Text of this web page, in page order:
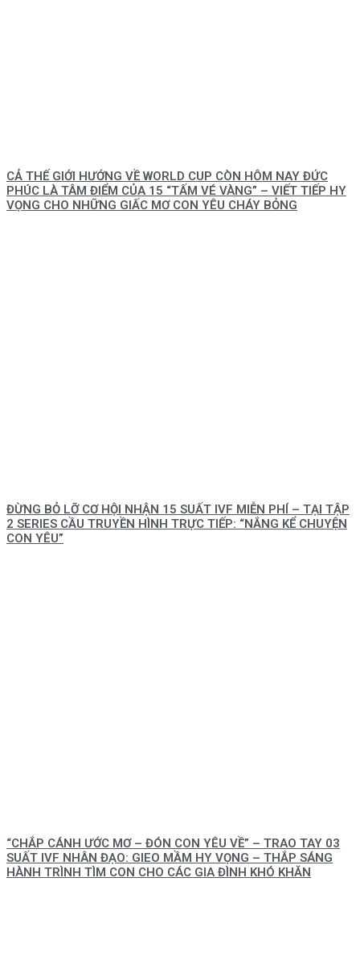
CẢ THẾ GIỚI HƯỚNG VỀ WORLD CUP CÒN HÔM NAY ĐỨC
PHÚC LÀ TÂM ĐIỂM CỦA 15 “TẤM VÉ VÀNG” – VIẾT TIẾP HY
VỌNG CHO NHỮNG GIẤC MƠ CON YÊU CHÁY BỎNG
ĐỪNG BỎ LỠ CƠ HỘI NHẬN 15 SUẤT IVF MIỄN PHÍ – TẠI TẬP
2 SERIES CẦU TRUYỀN HÌNH TRỰC TIẾP: “NẮNG KỂ CHUYỆN
CON YÊU”
“CHẮP CÁNH ƯỚC MƠ – ĐÓN CON YÊU VỀ” – TRAO TAY 03
SUẤT IVF NHÂN ĐẠO: GIEO MẦM HY VỌNG – THẮP SÁNG
HÀNH TRÌNH TÌM CON CHO CÁC GIA ĐÌNH KHÓ KHĂN